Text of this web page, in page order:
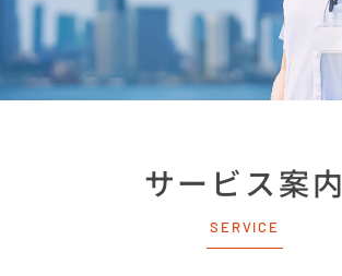
サービス案内
SERVICE